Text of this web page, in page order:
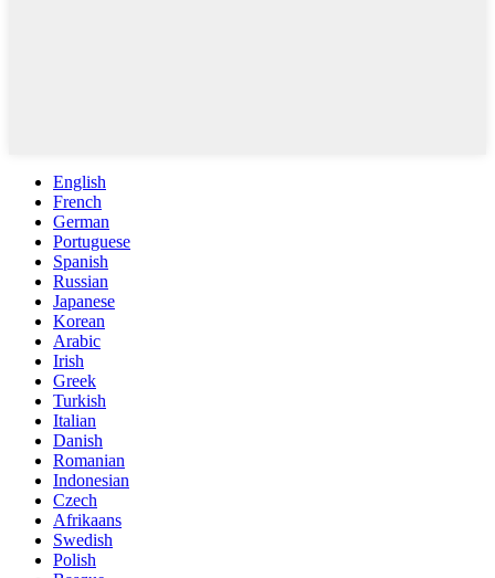
English
French
German
Portuguese
Spanish
Russian
Japanese
Korean
Arabic
Irish
Greek
Turkish
Italian
Danish
Romanian
Indonesian
Czech
Afrikaans
Swedish
Polish